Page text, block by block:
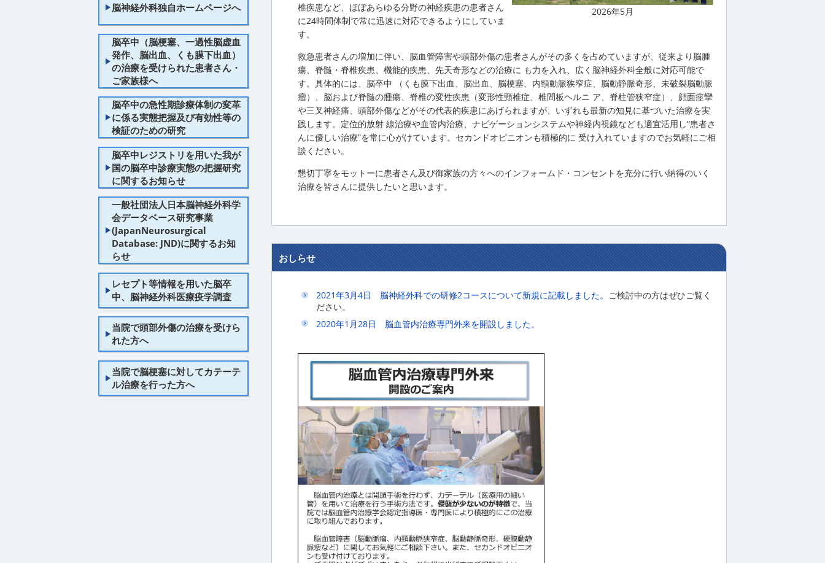
2026年5月
椎疾患など、ほぼあらゆる分野の神経疾患の患者さん
に24時間体制で常に迅速に対応できるようにしていま
す。
救急患者さんの増加に伴い、脳血管障害や頭部外傷の患者さんがその多くを占めていますが、従来より脳腫
瘍、脊髄・脊椎疾患、機能的疾患、先天奇形などの治療に も力を入れ、広く脳神経外科全般に対応可能で
す。具体的には、脳卒中 （くも膜下出血、脳出血、脳梗塞、内頸動脈狭窄症、脳動静脈奇形、未破裂脳動脈
瘤）、脳および脊髄の腫瘍、脊椎の変性疾患（変形性頸椎症、椎間板ヘルニ ア、脊柱管狭窄症）、顔面痙攣
や三叉神経痛、頭部外傷などがその代表的疾患にあげられますが、いずれも最新の知見に基づいた治療を実
践します。定位的放射 線治療や血管内治療、ナビゲーションシステムや神経内視鏡なども適宜活用し“患者さ
んに優しい治療”を常に心がけています。セカンドオピニオンも積極的に 受け入れていますのでお気軽にご相
談ください。
懇切丁寧をモットーに患者さん及び御家族の方々へのインフォームド・コンセントを充分に行い納得のいく
治療を皆さんに提供したいと思います。
おしらせ
2021年3月4日 脳神経外科での研修2コースについて新規に記載しました。 ご検討中の方はぜひご覧く
ださい。
2020年1月28日 脳血管内治療専門外来を開設しました。
脳神経外科独自ホームページへ
脳卒中（脳梗塞、一過性脳虚血
発作、脳出血、くも膜下出血）
の治療を受けられた患者さん・
ご家族様へ
脳卒中の急性期診療体制の変革
に係る実態把握及び有効性等の
検証のための研究
脳卒中レジストリを用いた我が
国の脳卒中診療実態の把握研究
に関するお知らせ
一般社団法人日本脳神経外科学
会データベース研究事業
(JapanNeurosurgical
Database: JND)に関するお知
らせ
レセプト等情報を用いた脳卒
中、脳神経外科医療疫学調査
当院で頭部外傷の治療を受けら
れた方へ
当院で脳梗塞に対してカテーテ
ル治療を行った方へ